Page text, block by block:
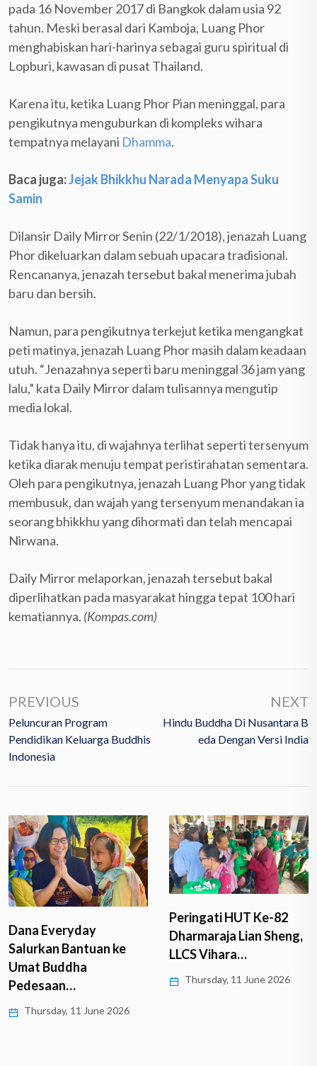
pada 16 November 2017 di Bangkok dalam usia 92
tahun. Meski berasal dari Kamboja, Luang Phor
menghabiskan hari-harinya sebagai guru spiritual di
Lopburi, kawasan di pusat Thailand.
Karena itu, ketika Luang Phor Pian meninggal, para
pengikutnya menguburkan di kompleks wihara
tempatnya melayani Dhamma.
Baca juga:Jejak Bhikkhu Narada Menyapa Suku
Samin
Dilansir Daily Mirror Senin (22/1/2018), jenazah Luang
Phor dikeluarkan dalam sebuah upacara tradisional.
Rencananya, jenazah tersebut bakal menerima jubah
baru dan bersih.
Namun, para pengikutnya terkejut ketika mengangkat
peti matinya, jenazah Luang Phor masih dalam keadaan
utuh. “Jenazahnya seperti baru meninggal 36 jam yang
lalu,” kata Daily Mirror dalam tulisannya mengutip
media lokal.
Tidak hanya itu, di wajahnya terlihat seperti tersenyum
ketika diarak menuju tempat peristirahatan sementara.
Oleh para pengikutnya, jenazah Luang Phor yang tidak
membusuk, dan wajah yang tersenyum menandakan ia
seorang bhikkhu yang dihormati dan telah mencapai
Nirwana.
Daily Mirror melaporkan, jenazah tersebut bakal
diperlihatkan pada masyarakat hingga tepat 100 hari
kematiannya. (Kompas.com)
PREVIOUS
Peluncuran Program
Pendidikan Keluarga Buddhis
Indonesia
NEXT
Hindu Buddha Di Nusantara B
Eda Dengan Versi India
Dana Everyday
Salurkan Bantuan ke
Umat Buddha
Pedesaan…
Thursday, 11 June 2026
Peringati HUT Ke-82
Dharmaraja Lian Sheng,
LLCS Vihara…
Thursday, 11 June 2026